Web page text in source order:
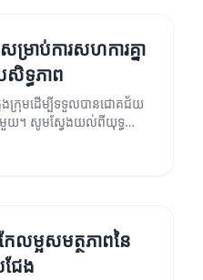
ម្រាប់ការសហការគ្នា
ទ្ធភាព
នុងក្រុមដើម្បីទទួលបានជោគជ័យ
មួយ។ សូមស្វែងយល់ពីយុទ្ធ
ែលម្អសមត្ថភាពនៃ
ជែង